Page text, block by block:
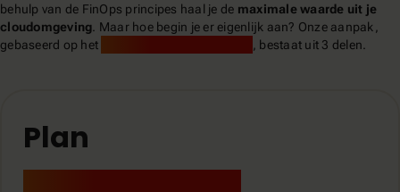
behulp van de FinOps principes haal je de maximale waarde uit je
cloudomgeving . Maar hoe begin je er eigenlijk aan? Onze aanpak,
gebaseerd op het
, bestaat uit 3 delen.
Plan